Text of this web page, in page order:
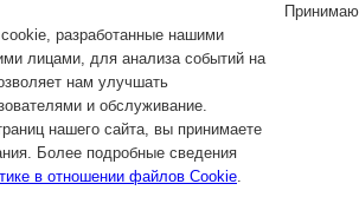
разработанные нашими
лицами, для анализа событий на
нам улучшать
и обслуживание.
нашего сайта, вы принимаете
Более подробные сведения
в отношении файлов Cookie.
Принимаю